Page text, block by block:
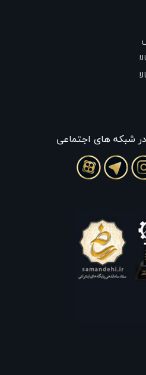
شبکه های اجتماعی